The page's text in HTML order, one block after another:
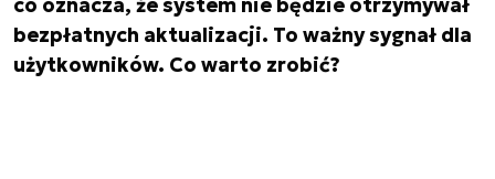
bezpłatnych aktualizacji. To ważny sygnał dla
użytkowników. Co warto zrobić?